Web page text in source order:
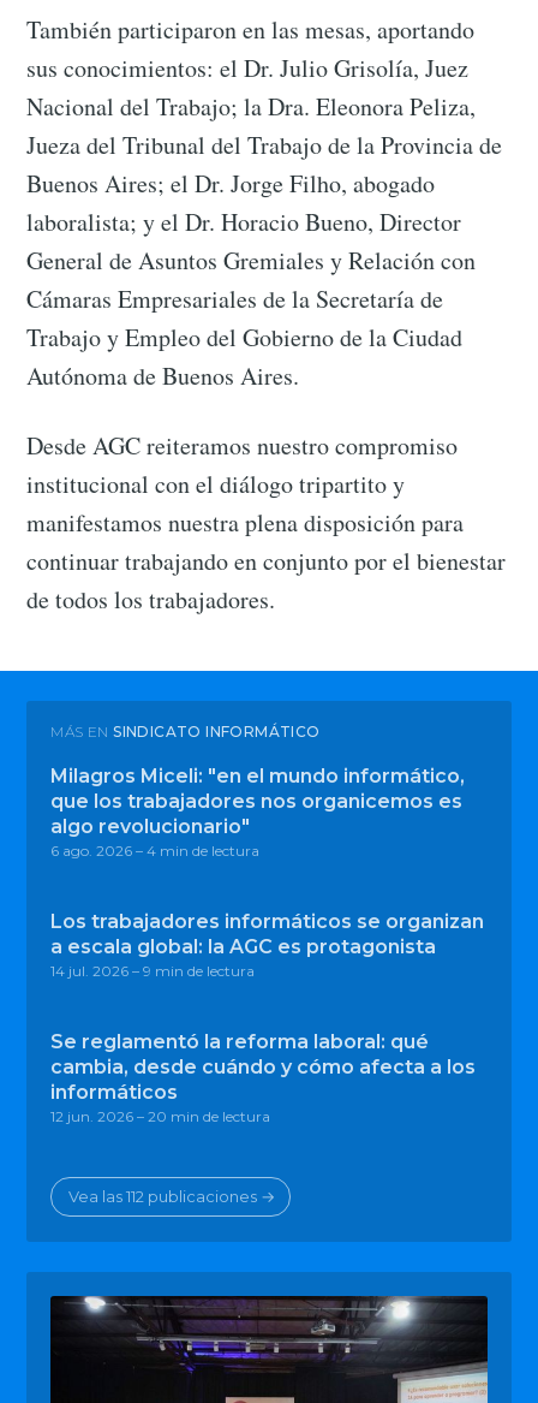
También participaron en las mesas, aportando
sus conocimientos: el Dr. Julio Grisolía, Juez
Nacional del Trabajo; la Dra. Eleonora Peliza,
Jueza del Tribunal del Trabajo de la Provincia de
Buenos Aires; el Dr. Jorge Filho, abogado
laboralista; y el Dr. Horacio Bueno, Director
General de Asuntos Gremiales y Relación con
Cámaras Empresariales de la Secretaría de
Trabajo y Empleo del Gobierno de la Ciudad
Autónoma de Buenos Aires.
Desde AGC reiteramos nuestro compromiso
institucional con el diálogo tripartito y
manifestamos nuestra plena disposición para
continuar trabajando en conjunto por el bienestar
de todos los trabajadores.
MÁS EN SINDICATO INFORMÁTICO
Milagros Miceli: "en el mundo informático,
que los trabajadores nos organicemos es
algo revolucionario"
6 ago. 2026 – 4 min de lectura
Los trabajadores informáticos se organizan
a escala global: la AGC es protagonista
14 jul. 2026 – 9 min de lectura
Se reglamentó la reforma laboral: qué
cambia, desde cuándo y cómo afecta a los
informáticos
12 jun. 2026 – 20 min de lectura
Vea las 112 publicaciones →